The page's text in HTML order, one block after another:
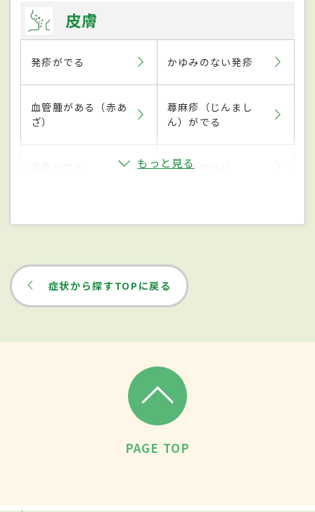
皮膚
発疹がでる かゆみのない発疹
血管腫がある（赤あ
ざ）
蕁麻疹（じんまし
ん）がでる
皮膚がかゆい
もっと見る
症状から探すTOPに戻る
PAGE TOP